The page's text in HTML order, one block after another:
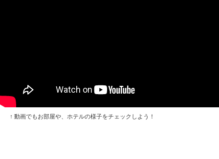
↑ 動画でもお部屋や、ホテルの様子をチェックしよう！